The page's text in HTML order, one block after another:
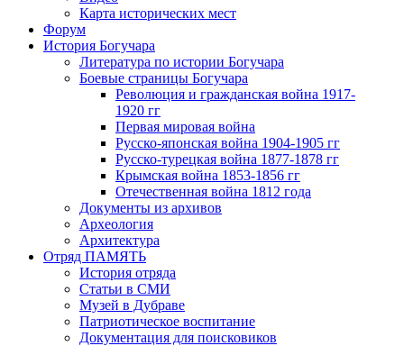
Карта исторических мест
Форум
История Богучара
Литература по истории Богучара
Боевые страницы Богучара
Революция и гражданская война 1917-
1920 гг
Первая мировая война
Русско-японская война 1904-1905 гг
Русско-турецкая война 1877-1878 гг
Крымская война 1853-1856 гг
Отечественная война 1812 года
Документы из архивов
Археология
Архитектура
Отряд ПАМЯТЬ
История отряда
Статьи в СМИ
Музей в Дубраве
Патриотическое воспитание
Документация для поисковиков